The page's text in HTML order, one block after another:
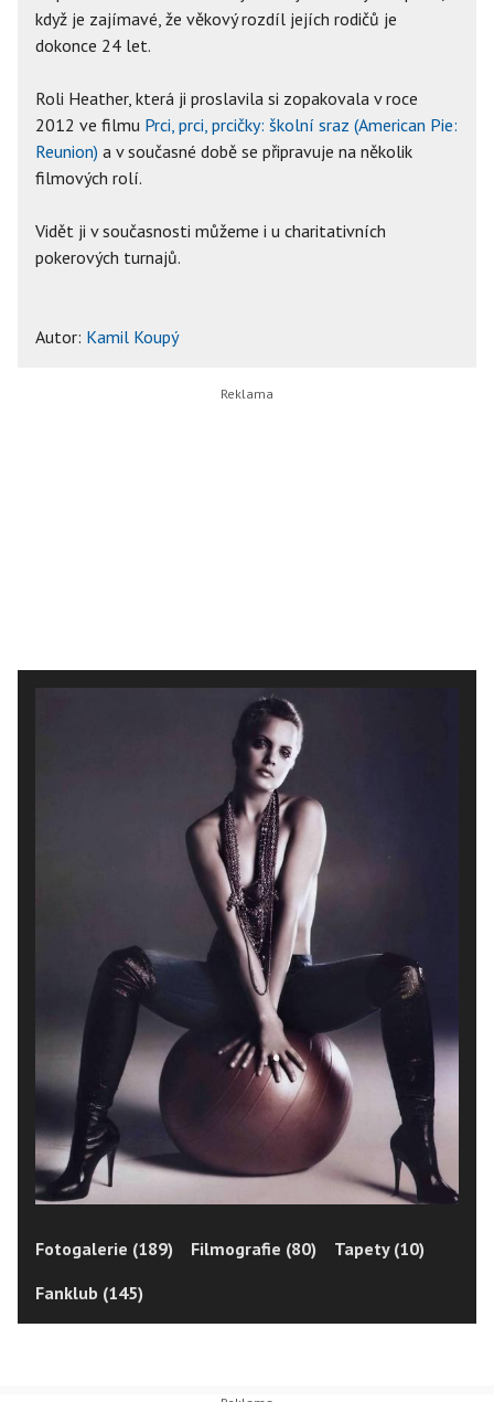
když je zajímavé, že věkový rozdíl jejích rodičů je
dokonce 24 let.
Roli Heather, která ji proslavila si zopakovala v roce
2012 ve filmu Prci, prci, prcičky: školní sraz (American Pie:
Reunion) a v současné době se připravuje na několik
filmových rolí.
Vidět ji v současnosti můžeme i u charitativních
pokerových turnajů.
Autor: Kamil Koupý
Fotogalerie (189) Filmografie (80)
Tapety (10)
Fanklub (145)